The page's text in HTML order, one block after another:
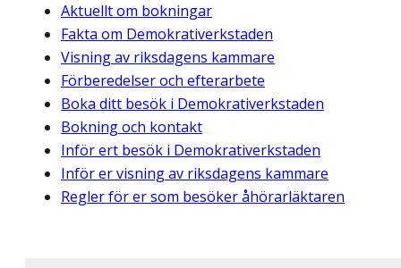
Aktuellt om bokningar
Fakta om Demokrativerkstaden
Visning av riksdagens kammare
Förberedelser och efterarbete
Boka ditt besök i Demokrativerkstaden
Bokning och kontakt
Inför ert besök i Demokrativerkstaden
Inför er visning av riksdagens kammare
Regler för er som besöker åhörarläktaren